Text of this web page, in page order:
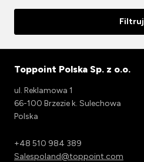
Filtruj
Toppoint Polska Sp. z o.o.
ul. Reklamowa 1
66-100 Brzezie k. Sulechowa
Polska
+48 510 984 389
Salespoland@toppoint.com